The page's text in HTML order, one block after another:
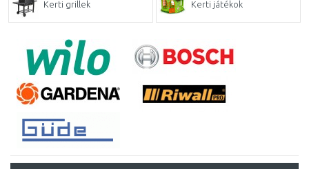
Kerti grillek Kerti játékok